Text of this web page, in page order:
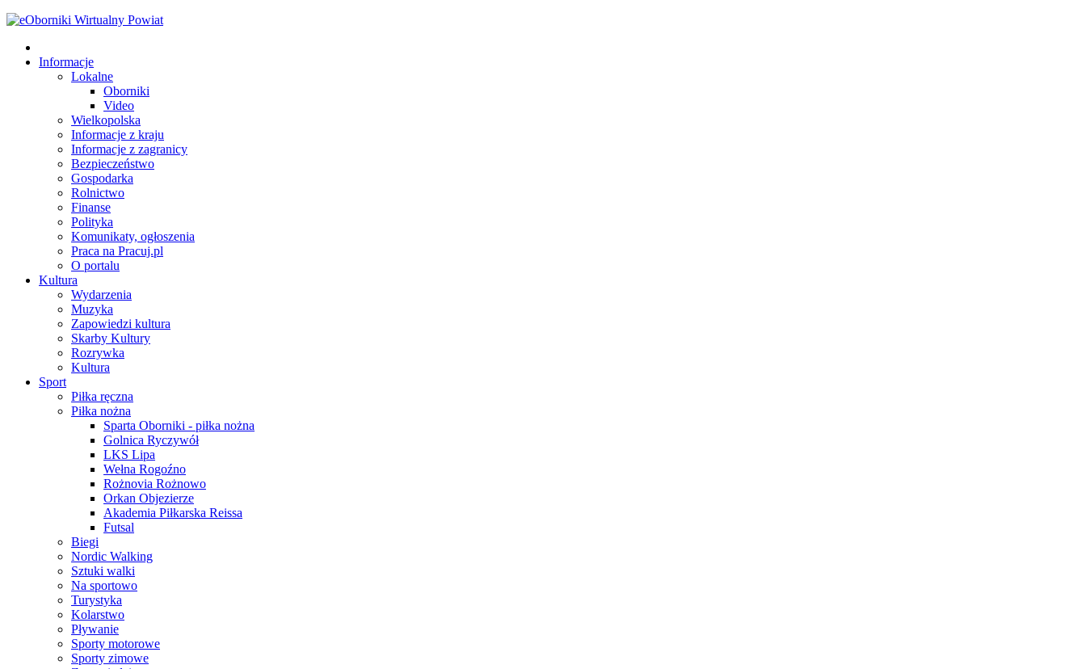
Informacje
Lokalne
Oborniki
Video
Wielkopolska
Informacje z kraju
Informacje z zagranicy
Bezpieczeństwo
Gospodarka
Rolnictwo
Finanse
Polityka
Komunikaty, ogłoszenia
Praca na Pracuj.pl
O portalu
Kultura
Wydarzenia
Muzyka
Zapowiedzi kultura
Skarby Kultury
Rozrywka
Kultura
Sport
Piłka ręczna
Piłka nożna
Sparta Oborniki - piłka nożna
Golnica Ryczywół
LKS Lipa
Wełna Rogoźno
Rożnovia Rożnowo
Orkan Objezierze
Akademia Piłkarska Reissa
Futsal
Biegi
Nordic Walking
Sztuki walki
Na sportowo
Turystyka
Kolarstwo
Pływanie
Sporty motorowe
Sporty zimowe